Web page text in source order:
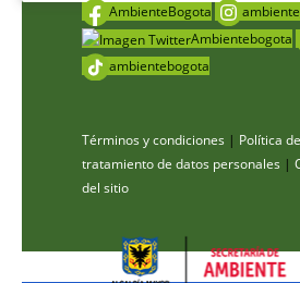
AmbienteBogota
Ambientebogota
ambientebogota
Términos y condiciones | Política
tratamiento de datos personales |
del sitio